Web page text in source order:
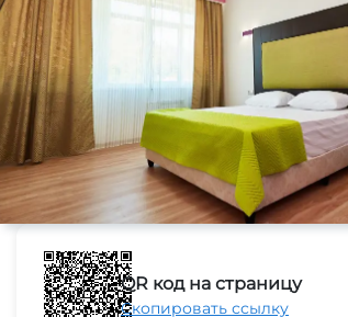
QR код на страницу
Скопировать ссылку